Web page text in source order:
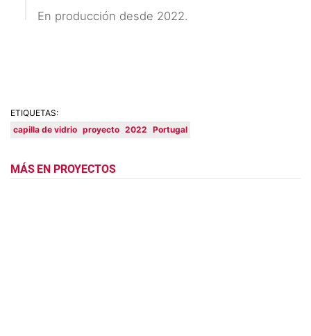
En producción desde 2022.
ETIQUETAS:
capilla de vidrio proyecto 2022 Portugal
MÁS EN PROYECTOS